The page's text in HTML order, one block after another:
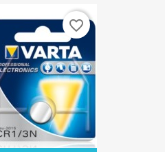
favorite_border